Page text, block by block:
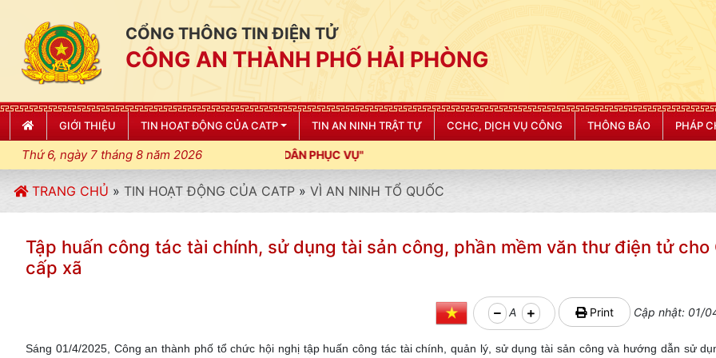
CỔNG THÔNG TIN ĐIỆN TỬ
CÔNG AN THÀNH PHỐ HẢI PHÒNG
GIỚI THIỆU TIN HOẠT ĐỘNG CỦA CATP TIN AN NINH TRẬT TỰ CCHC, DỊCH VỤ CÔNG THÔNG BÁO PHÁP
Thứ 6, ngày 7 tháng 8 năm 2026
TRANG CHỦ » TIN HOẠT ĐỘNG CỦA CATP » VÌ AN NINH TỔ QUỐC
Tập huấn công tác tài chính, sử dụng tài sản công, phần mềm văn thư điện tử cho
cấp xã
A Print Cập nhật: 01/
Sáng 01/4/2025, Công an thành phố tổ chức hội nghị tập huấn công tác tài chính, quản lý, sử dụng tài sản công và hướng dẫn sử